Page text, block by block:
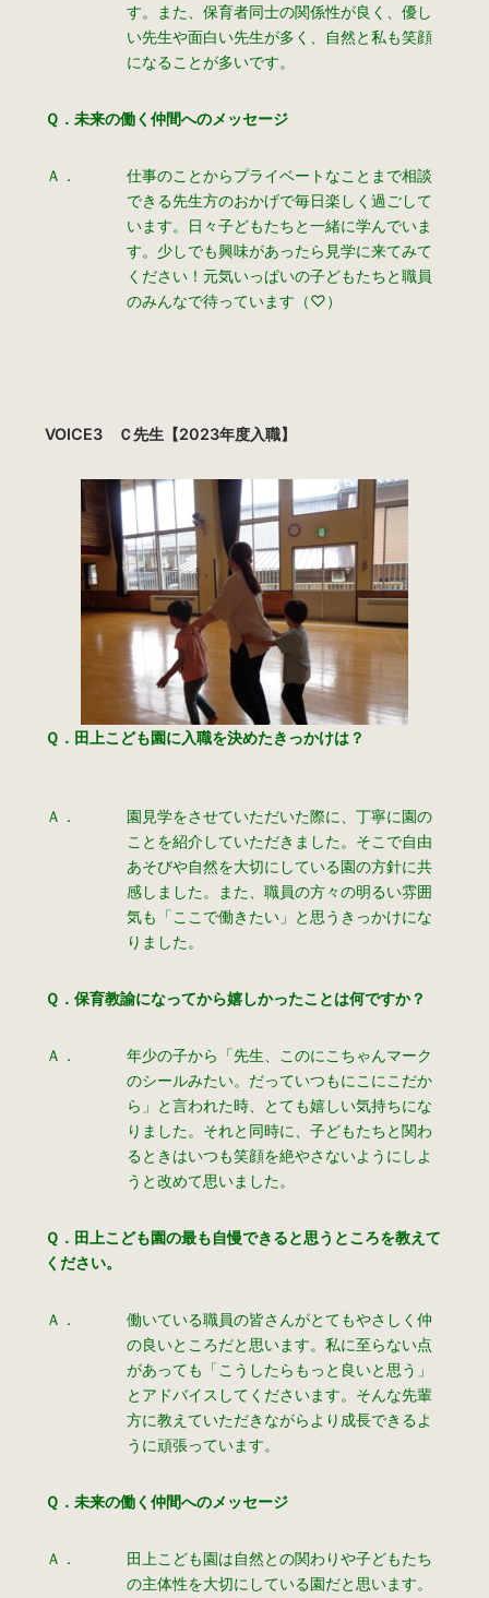
す。また、保育者同士の関係性が良く、優し
い先生や面白い先生が多く、自然と私も笑顔
になることが多いです。
Ｑ．未来の働く仲間へのメッセージ
Ａ．
仕事のことからプライベートなことまで相談
できる先生方のおかげで毎日楽しく過ごして
います。日々子どもたちと一緒に学んでいま
す。少しでも興味があったら見学に来てみて
ください！元気いっぱいの子どもたちと職員
のみんなで待っています（♡）
VOICE3 Ｃ先生【2023年度入職】
Ｑ．田上こども園に入職を決めたきっかけは？
Ａ．
園見学をさせていただいた際に、丁寧に園の
ことを紹介していただきました。そこで自由
あそびや自然を大切にしている園の方針に共
感しました。また、職員の方々の明るい雰囲
気も「ここで働きたい」と思うきっかけにな
りました。
Ｑ．保育教諭になってから嬉しかったことは何ですか？
Ａ．
年少の子から「先生、このにこちゃんマーク
のシールみたい。だっていつもにこにこだか
ら」と言われた時、とても嬉しい気持ちにな
りました。それと同時に、子どもたちと関わ
るときはいつも笑顔を絶やさないようにしよ
うと改めて思いました。
Ｑ．田上こども園の最も自慢できると思うところを教えて
ください。
Ａ．
働いている職員の皆さんがとてもやさしく仲
の良いところだと思います。私に至らない点
があっても「こうしたらもっと良いと思う」
とアドバイスしてくださいます。そんな先輩
方に教えていただきながらより成長できるよ
うに頑張っています。
Ｑ．未来の働く仲間へのメッセージ
Ａ．
田上こども園は自然との関わりや子どもたち
の主体性を大切にしている園だと思います。